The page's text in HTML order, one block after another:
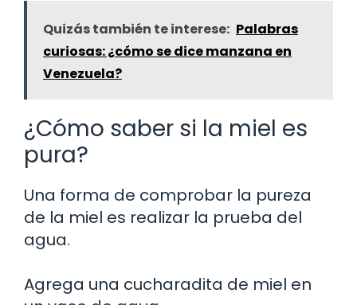
Quizás también te interese: Palabras
curiosas: ¿cómo se dice manzana en
Venezuela?
¿Cómo saber si la miel es
pura?
Una forma de comprobar la pureza
de la miel es realizar la prueba del
agua.
Agrega una cucharadita de miel en